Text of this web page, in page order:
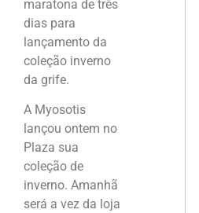
maratona de três
dias para
lançamento da
coleção inverno
da grife.
A Myosotis
lançou ontem no
Plaza sua
coleção de
inverno. Amanhã
será a vez da loja